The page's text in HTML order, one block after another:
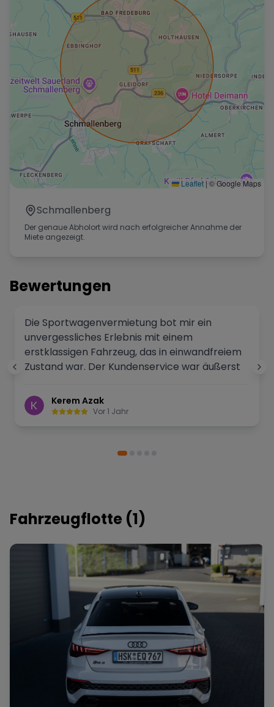
Leaflet | © Google Maps
Schmallenberg
Der genaue Abholort wird nach erfolgreicher Annahme der
Miete angezeigt.
Bewertungen
Die Sportwagenvermietung bot mir ein
unvergessliches Erlebnis mit einem
erstklassigen Fahrzeug, das in einwandfreiem
Zustand war. Der Kundenservice war äußerst
Gesamteindruck noch weiter verbessert hat.
Kerem Azak
Vor 1 Jahr
Fahrzeugflotte (1)